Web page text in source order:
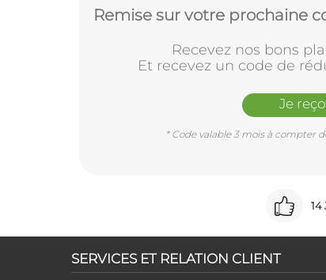
Remise sur votre prochaine
Recevez nos bons
Et recevez un code de
Je
* Code valable 3 mois à compter
14
SERVICES ET RELATION CLIENT